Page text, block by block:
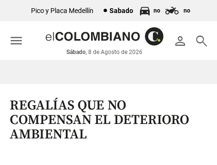
económicos
Colombia
Pico y Placa Medellín Sabado no no
person search
Sábado, 8 de Agosto de 2026
menu
REGALÍAS QUE NO
COMPENSAN EL DETERIORO
AMBIENTAL